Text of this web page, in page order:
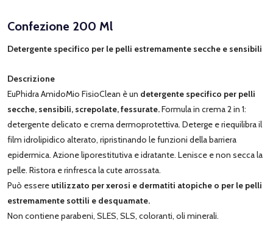
Confezione 200 Ml
Detergente specifico per le pelli estremamente secche e sensibili
Descrizione
EuPhidra AmidoMio FisioClean è un detergente specifico per pelli
secche, sensibili, screpolate, fessurate.Formula in crema 2 in 1:
detergente delicato e crema dermoprotettiva. Deterge e riequilibra il
film idrolipidico alterato, ripristinando le funzioni della barriera
epidermica. Azione liporestitutiva e idratante. Lenisce e non secca la
pelle. Ristora e rinfresca la cute arrossata.
Può essere utilizzato per xerosi e dermatiti atopiche o per le pelli
estremamente sottili e desquamate.
Non contiene parabeni, SLES, SLS, coloranti, oli minerali.